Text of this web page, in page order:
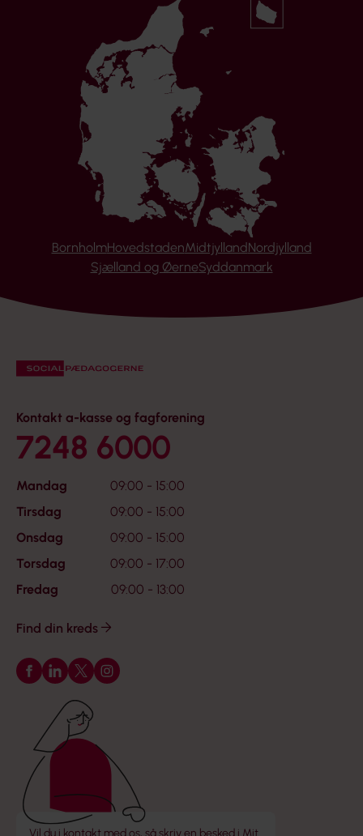
BornholmHovedstadenMidtjyllandNordjylland
Sjælland og ØerneSyddanmark
Kontakt a-kasse og fagforening
7248 6000
Mandag
09:00 - 15:00
Tirsdag
09:00 - 15:00
Onsdag
09:00 - 15:00
Torsdag
09:00 - 17:00
Fredag
09:00 - 13:00
Find din kreds
Følg os på Facebook
Følg os på LinkedIn
Følg os på X
Følg os på Instagram
Vil du i kontakt med os, så skriv en besked i Mit